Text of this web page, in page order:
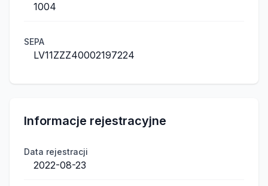
1004
SEPA
LV11ZZZ40002197224
Informacje rejestracyjne
Data rejestracji
2022-08-23